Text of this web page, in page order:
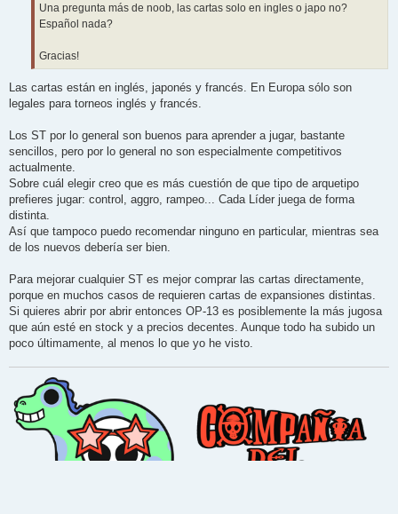
Una pregunta más de noob, las cartas solo en ingles o japo no?
Español nada?
Gracias!
Las cartas están en inglés, japonés y francés. En Europa sólo son
legales para torneos inglés y francés.
Los ST por lo general son buenos para aprender a jugar, bastante
sencillos, pero por lo general no son especialmente competitivos
actualmente.
Sobre cuál elegir creo que es más cuestión de que tipo de arquetipo
prefieres jugar: control, aggro, rampeo... Cada Líder juega de forma
distinta.
Así que tampoco puedo recomendar ninguno en particular, mientras sea
de los nuevos debería ser bien.
Para mejorar cualquier ST es mejor comprar las cartas directamente,
porque en muchos casos de requieren cartas de expansiones distintas.
Si quieres abrir por abrir entonces OP-13 es posiblemente la más jugosa
que aún esté en stock y a precios decentes. Aunque todo ha subido un
poco últimamente, al menos lo que yo he visto.